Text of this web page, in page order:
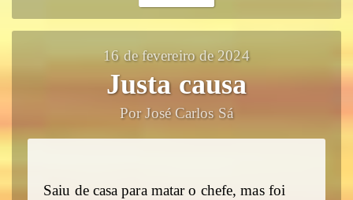
16 de fevereiro de 2024
Justa causa
Por José Carlos Sá
Saiu de casa para matar o chefe, mas foi